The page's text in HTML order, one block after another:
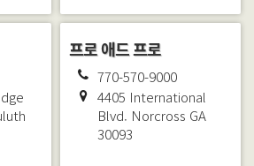
프로 애드 프로
770-570-9000
4405 International
Blvd. Norcross GA
30093